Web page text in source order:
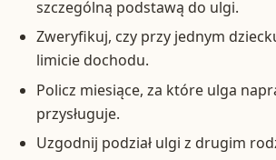
szczególną podstawą do ulgi.
Zweryfikuj, czy przy jednym
limicie dochodu.
Policz miesiące, za które ulga
przysługuje.
Uzgodnij podział ulgi z drugim